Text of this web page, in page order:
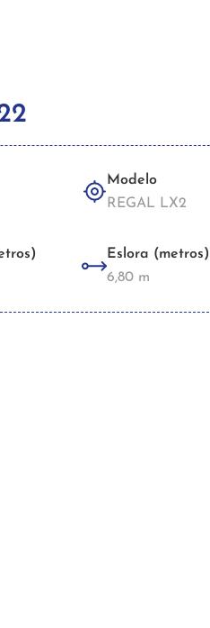
Modelo
REGAL LX2
Eslora (metros)
6,80 m